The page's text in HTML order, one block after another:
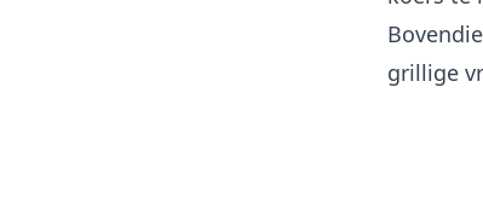
grillige